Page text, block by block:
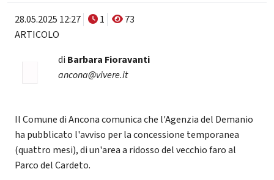
28.05.2025 12:27 1
73
ARTICOLO
di Barbara Fioravanti
ancona@vivere.it
Il Comune di Ancona comunica che l'Agenzia del Demanio
ha pubblicato l'avviso per la concessione temporanea
(quattro mesi), di un'area a ridosso del vecchio faro al
Parco del Cardeto.